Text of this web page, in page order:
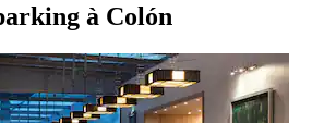
à Colón